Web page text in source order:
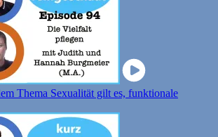
Thema Sexualität gilt es, funktionale